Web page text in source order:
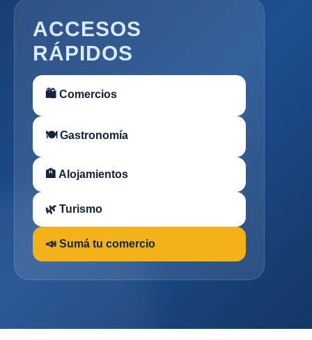
ACCESOS
RÁPIDOS
🛍 Comercios
🍽 Gastronomía
🏨 Alojamientos
🌿 Turismo
📣 Sumá tu comercio